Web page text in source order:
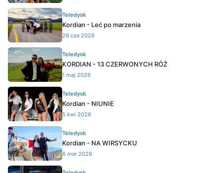
Teledysk
Kordian - Leć po marzenia
26 cze 2026
Teledysk
KORDIAN - 13 CZERWONYCH RÓŻ
1 maj 2026
Teledysk
Kordian - NIUNIE
5 kwi 2026
Teledysk
Kordian - NA WIRSYCKU
6 mar 2026